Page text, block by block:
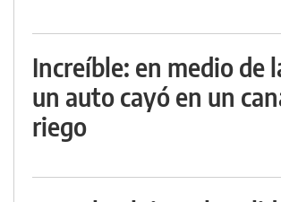
Increíble: en medio de
un auto cayó en un
riego